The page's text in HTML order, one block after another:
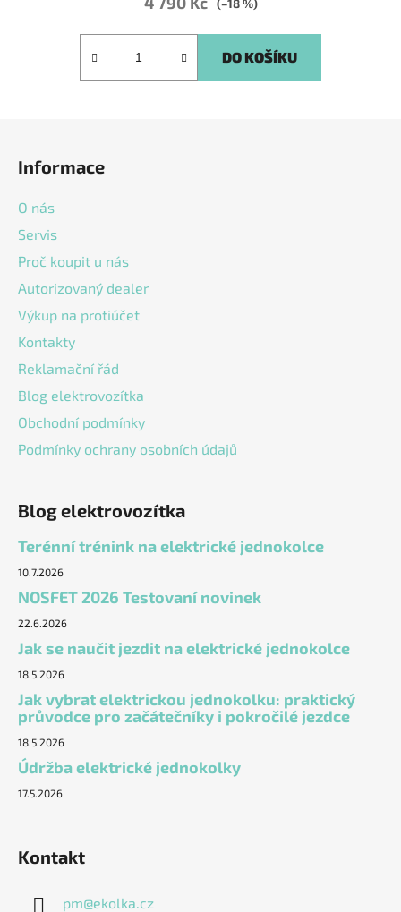
(–18 %)
DO KOŠÍKU
Informace
O nás
Servis
Proč koupit u nás
Autorizovaný dealer
Výkup na protiúčet
Kontakty
Reklamační řád
Blog elektrovozítka
Obchodní podmínky
Podmínky ochrany osobních údajů
Blog elektrovozítka
Terénní trénink na elektrické jednokolce
10.7.2026
NOSFET 2026 Testovaní novinek
22.6.2026
Jak se naučit jezdit na elektrické jednokolce
18.5.2026
Jak vybrat elektrickou jednokolku: praktický
průvodce pro začátečníky i pokročilé jezdce
18.5.2026
Údržba elektrické jednokolky
17.5.2026
Kontakt
pm@ekolka.cz